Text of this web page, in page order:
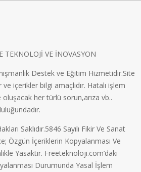
TEKNOLOJİ VE İNOVASYON
Destek ve Eğitim Hizmetidir.Site
içerikler bilgi amaçlıdır. Hatalı işlem
her türlü sorun,arıza vb..
Saklıdır.5846 Sayılı Fikir Ve Sanat
Özgün İçeriklerin Kopyalanması Ve
Yasaktır. Freeteknoloji.com’daki
Durumunda Yasal İşlem